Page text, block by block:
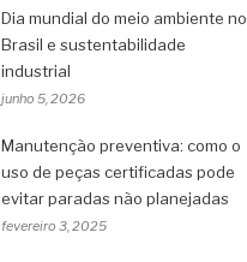
Dia mundial do meio ambiente no
Brasil e sustentabilidade
industrial
junho 5, 2026
Manutenção preventiva: como o
uso de peças certificadas pode
evitar paradas não planejadas
fevereiro 3, 2025